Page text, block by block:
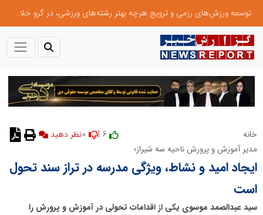
توسعه ورزش‌های رزمی و ترویج هرچه بهتر رشته‌های ورزشی، در گرو خلاقیت و نوآوری است
خانه
نظر دهید
مدیر آموزش و پرورش ناحیه سه شیراز؛
ایجاد امید و نشاط، ویژگی مدرسه در تراز سند تحول
است
سید عبدالصمد موسوی یکی از اقدامات تحولی در آموزش و پرورش را